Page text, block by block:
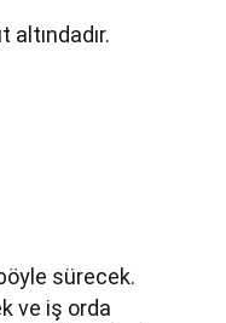
sürecek.
ve iş orda